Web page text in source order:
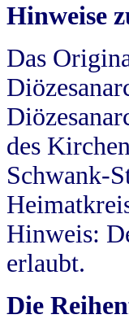
Hinweise
Das
des
Schwank-
Hinweis:
erlaubt.
Die